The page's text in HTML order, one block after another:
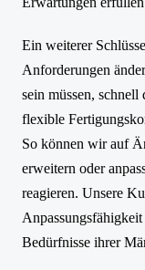
Ein weiterer
Anforderungen
sein müssen,
flexible
So können wir auf
erweitern oder
reagieren. Unsere
Bedürfnisse ihrer